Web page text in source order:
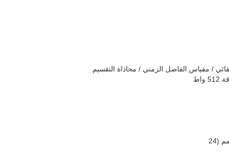
/ مقياس الفاصل الزمني / محاذاة التقسيم